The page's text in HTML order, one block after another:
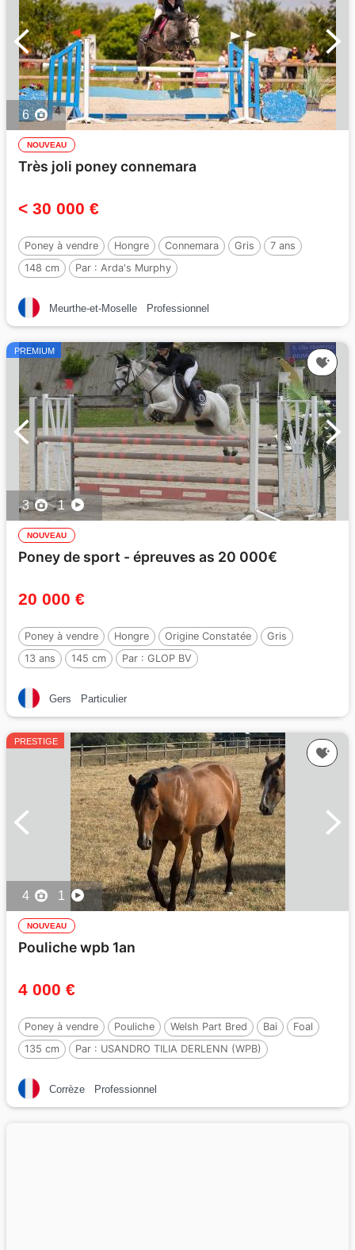
6
NOUVEAU
Très joli poney connemara
< 30 000 €
Poney à vendre Hongre Connemara Gris
7 ans
148 cm
Par : Arda's Murphy
Meurthe-et-Moselle Professionnel
PREMIUM
3 1
NOUVEAU
Poney de sport - épreuves as 20 000€
20 000 €
Poney à vendre Hongre Origine Constatée
Gris
13 ans
145 cm Par : GLOP BV
Gers Particulier
PRESTIGE
4 1
NOUVEAU
Pouliche wpb 1an
4 000 €
Poney à vendre Pouliche Welsh Part Bred Bai
Foal
135 cm
Par : USANDRO TILIA DERLENN (WPB)
Corrèze Professionnel